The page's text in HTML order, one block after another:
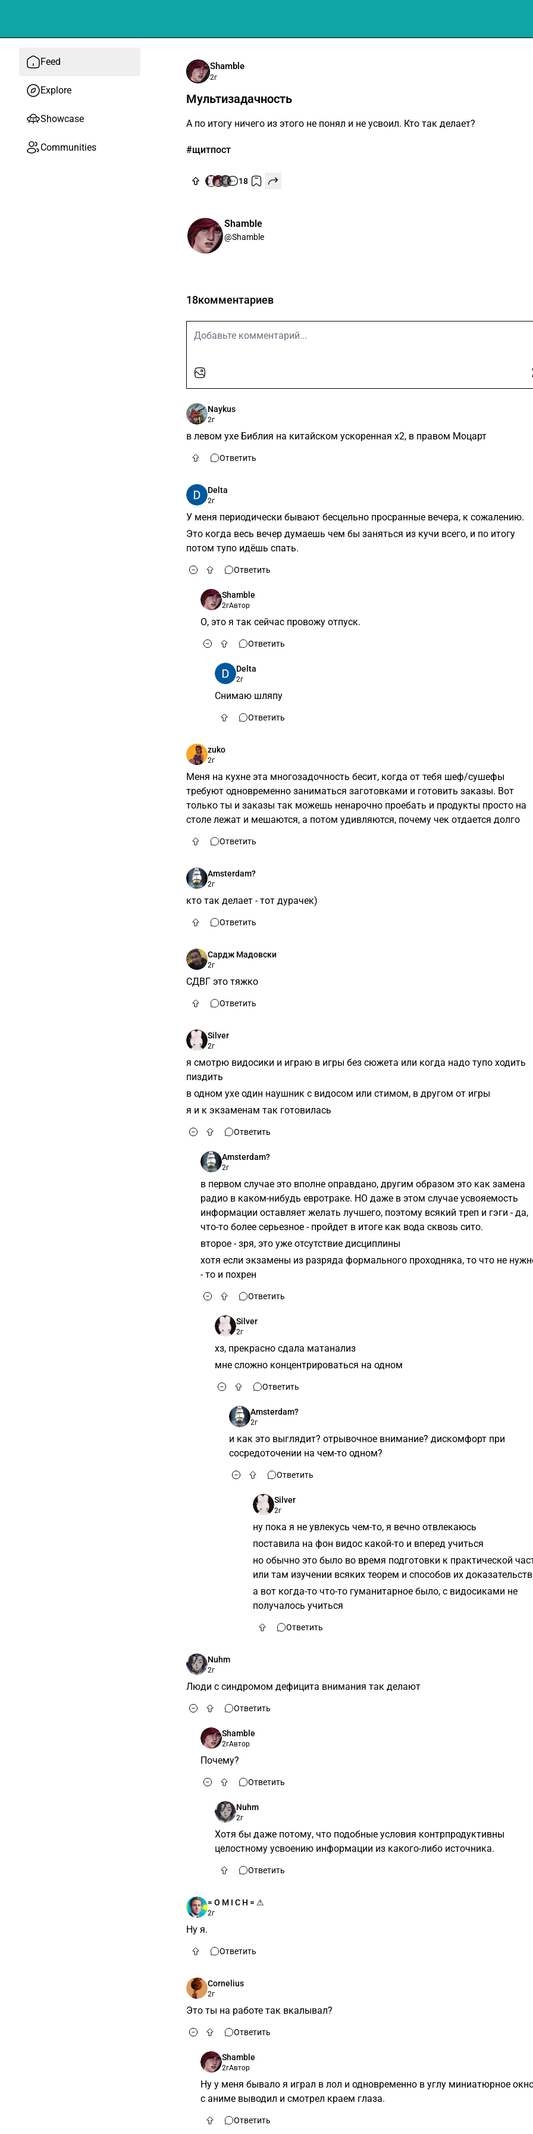
Feed
Explore
Showcase
Communities
Shamble
2г
Мультизадачность
А по итогу ничего из этого не понял и не усвоил. Кто так делает?
#щитпост
18
Shamble
@Shamble
18комментариев
Naykus
2г
в левом ухе Библия на китайском ускоренная х2, в правом Моцарт
Ответить
Delta
2г
У меня периодически бывают бесцельно просранные вечера, к сожалению.
Это когда весь вечер думаешь чем бы заняться из кучи всего, и по итогу
потом тупо идёшь спать.
Ответить
Shamble
2гАвтор
О, это я так сейчас провожу отпуск.
Ответить
Delta
2г
Снимаю шляпу
Ответить
zuko
2г
Меня на кухне эта многозадочность бесит, когда от тебя шеф/сушефы
требуют одновременно заниматься заготовками и готовить заказы. Вот
только ты и заказы так можешь ненарочно проебать и продукты просто на
столе лежат и мешаются, а потом удивляются, почему чек отдается долго
Ответить
Amsterdam?
2г
кто так делает - тот дурачек)
Ответить
Сардж Мадовски
2г
СДВГ это тяжко
Ответить
Silver
2г
я смотрю видосики и играю в игры без сюжета или когда надо тупо ходить
пиздить
в одном ухе один наушник с видосом или стимом, в другом от игры
я и к экзаменам так готовилась
Ответить
Amsterdam?
2г
в первом случае это вполне оправдано, другим образом это как замена
радио в каком-нибудь евротраке. НО даже в этом случае усвояемость
информации оставляет желать лучшего, поэтому всякий треп и гэги - да,
что-то более серьезное - пройдет в итоге как вода сквозь сито.
второе - зря, это уже отсутствие дисциплины
хотя если экзамены из разряда формального проходняка, то что не
- то и похрен
Ответить
Silver
2г
хз, прекрасно сдала матанализ
мне сложно концентрироваться на одном
Ответить
Amsterdam?
2г
и как это выглядит? отрывочное внимание? дискомфорт при
сосредоточении на чем-то одном?
Ответить
Silver
2г
ну пока я не увлекусь чем-то, я вечно отвлекаюсь
поставила на фон видос какой-то и вперед учиться
но обычно это было во время подготовки к практической
или там изучении всяких теорем и способов их доказательств
а вот когда-то что-то гуманитарное было, с видосиками не
получалось учиться
Ответить
Nuhm
2г
Люди с синдромом дефицита внимания так делают
Ответить
Shamble
2гАвтор
Почему?
Ответить
Nuhm
2г
Хотя бы даже потому, что подобные условия контрпродуктивны
целостному усвоению информации из какого-либо источника.
Ответить
= O M I C H = ⚠
2г
Ну я.
Ответить
Cornelius
2г
Это ты на работе так вкалывал?
Ответить
Shamble
2гАвтор
Ну у меня бывало я играл в лол и одновременно в углу миниатюрное
с аниме выводил и смотрел краем глаза.
Ответить